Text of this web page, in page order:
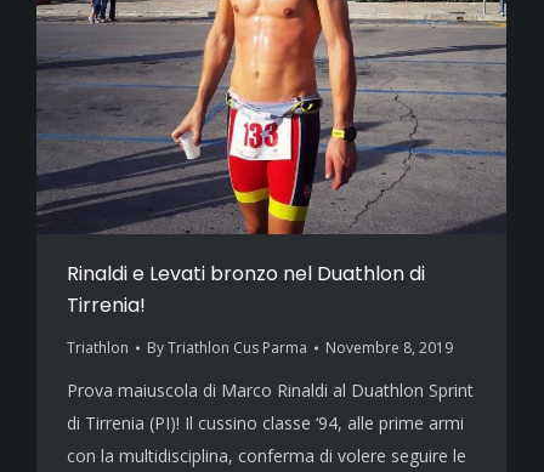
Rinaldi e Levati bronzo nel Duathlon di
Tirrenia!
Triathlon ByTriathlon Cus Parma Novembre 8, 2019
Prova maiuscola di Marco Rinaldi al Duathlon Sprint
di Tirrenia (PI)! Il cussino classe ‘94, alle prime armi
con la multidisciplina, conferma di volere seguire le